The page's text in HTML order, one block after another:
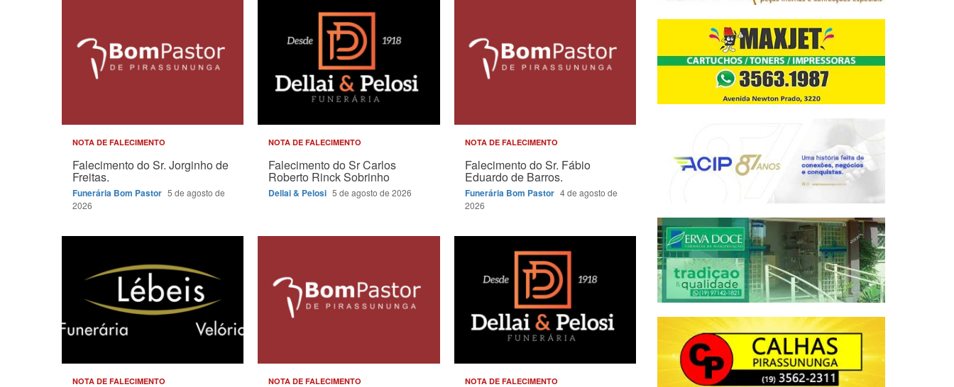
NOTA DE FALECIMENTO
Falecimento do Sr. Jorginho de
Freitas.
Funerária Bom Pastor 5 de agosto de
2026
NOTA DE FALECIMENTO
Falecimento do Sr Carlos
Roberto Rinck Sobrinho
Dellai & Pelosi 5 de agosto de 2026
NOTA DE FALECIMENTO
Falecimento do Sr. Fábio
Eduardo de Barros.
Funerária Bom Pastor 4 de agosto de
2026
NOTA DE FALECIMENTO NOTA DE FALECIMENTO NOTA DE FALECIMENTO